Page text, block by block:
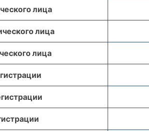
лица
лица
лица